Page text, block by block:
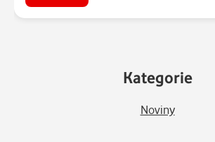
Kategorie
Noviny